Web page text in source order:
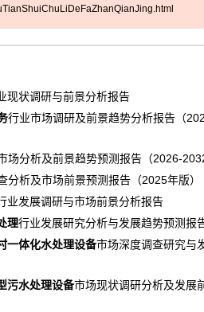
现状调研与前景分析报告
行业市场调研及前景趋势分析报告（
场分析及前景趋势预测报告（2026-
分析及市场前景预测报告（2025年版）
业发展调研与市场前景分析报告
理行业发展研究分析与发展趋势预测报
一体化水处理设备市场深度调查研究与
污水处理设备市场现状调研分析及发展